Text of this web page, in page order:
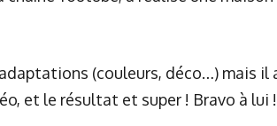
(couleurs, déco…) mais il
et le résultat et super ! Bravo à lui !